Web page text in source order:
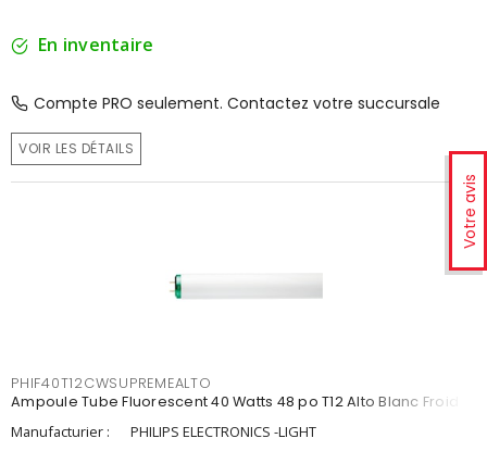
Votre avis
En inventaire
Compte PRO seulement. Contactez votre succursale
VOIR LES DÉTAILS
PHIF40T12CWSUPREMEALTO
Ampoule Tube Fluorescent 40 Watts 48 po T12 Alto Blanc Froid
Manufacturier :
PHILIPS ELECTRONICS -LIGHT